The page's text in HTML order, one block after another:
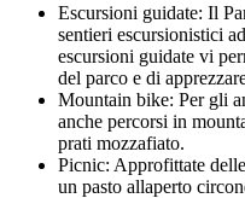
Escursioni guidate: Il
sentieri escursionistici
escursioni guidate vi
del parco e di
Mountain bike: Per gli
anche percorsi in
prati mozzafiato.
Picnic: Approfittate
un pasto allaperto